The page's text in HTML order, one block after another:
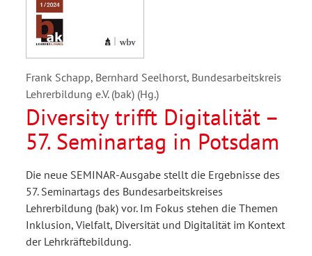
Frank Schapp, Bernhard Seelhorst, Bundesarbeitskreis
Lehrerbildung e.V. (bak) (Hg.)
Diversity trifft Digitalität –
57. Seminartag in Potsdam
Die neue SEMINAR-Ausgabe stellt die Ergebnisse des
57. Seminartags des Bundesarbeitskreises
Lehrerbildung (bak) vor. Im Fokus stehen die Themen
Inklusion, Vielfalt, Diversität und Digitalität im Kontext
der Lehrkräftebildung.